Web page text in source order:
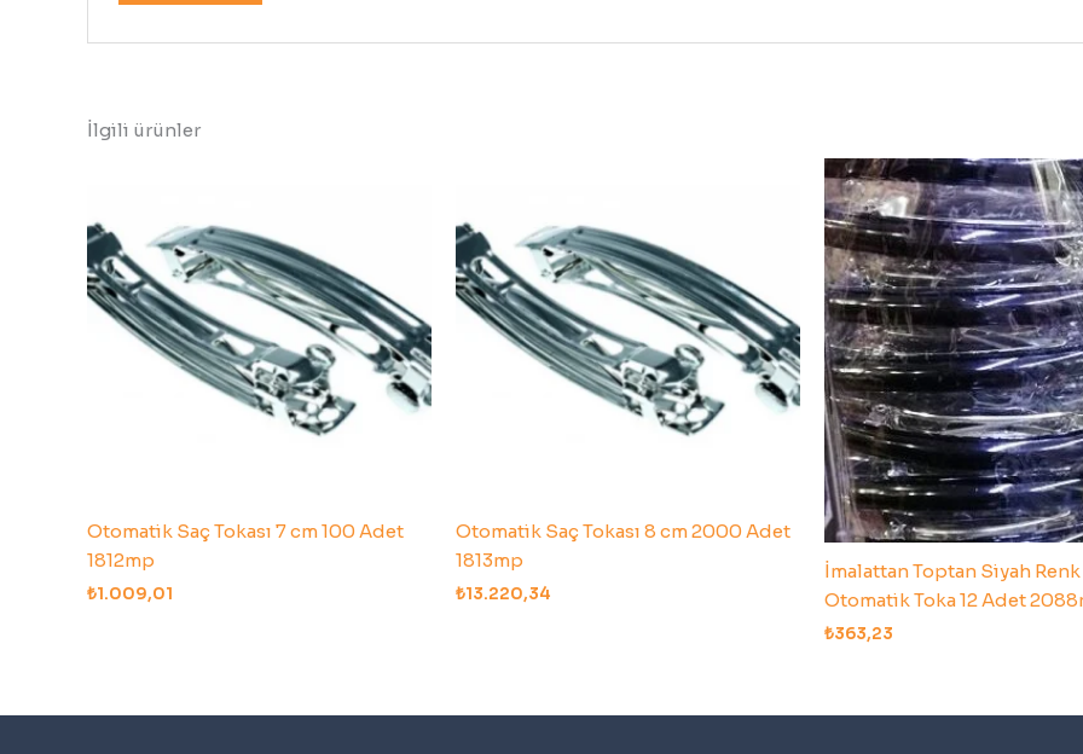
İlgili ürünler
Otomatik Saç Tokası 7 cm 100 Adet
1812mp
₺1.009,01
Otomatik Saç Tokası 8 cm 2000 Adet
1813mp
₺13.220,34
İmalattan Toptan Siyah Renk
Otomatik Toka 12 Adet
₺363,23